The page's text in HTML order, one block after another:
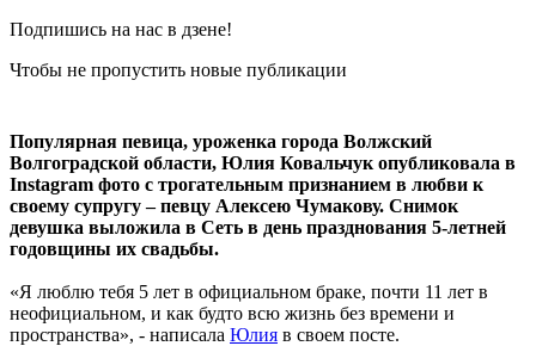
Подпишись на нас в дзене!
Чтобы не пропустить новые публикации
Популярная певица, уроженка города Волжский
Волгоградской области, Юлия Ковальчук опубликовала в
Instagram фото с трогательным признанием в любви к
своему супругу – певцу Алексею Чумакову. Снимок
девушка выложила в Сеть в день празднования 5-летней
годовщины их свадьбы.
«Я люблю тебя 5 лет в официальном браке, почти 11 лет в
неофициальном, и как будто всю жизнь без времени и
пространства», - написала Юлия в своем посте.